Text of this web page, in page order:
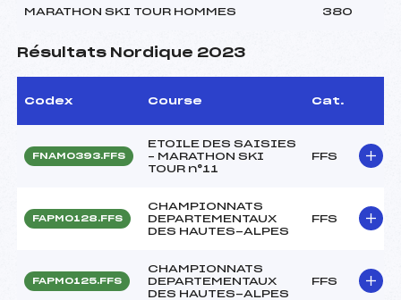
MARATHON SKI TOUR HOMMES 380
Résultats Nordique 2023
Codex Course Cat.
FNAM0393.FFS
ETOILE DES SAISIES
– MARATHON SKI
TOUR n°11
FFS
FAPM0128.FFS
CHAMPIONNATS
DEPARTEMENTAUX
DES HAUTES-ALPES
FFS
FAPM0125.FFS
CHAMPIONNATS
DEPARTEMENTAUX
DES HAUTES-ALPES
FFS